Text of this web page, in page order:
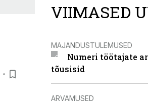
VIIMASED
MAJANDUSTULEMUSED
Numeri töötajate
tõusisid
ARVAMUSED